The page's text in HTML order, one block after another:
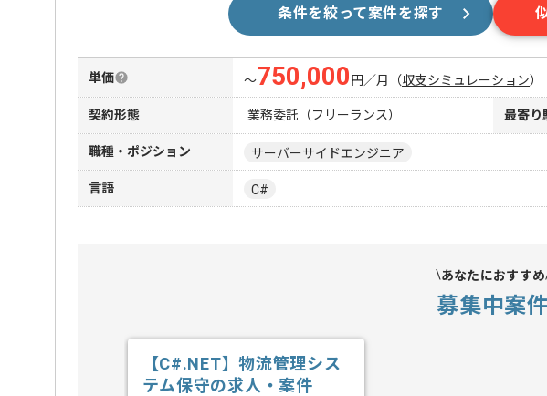
条件を絞って案件を探す
単価 〜750,000 円／月 （収支シミュレーション）
契約形態 業務委託（フリーランス） 最寄り
職種・ポジション サーバーサイドエンジニア
言語 C#
あなたにおすすめ
募集中案件
【C#.NET】物流管理シス
テム保守の求人・案件